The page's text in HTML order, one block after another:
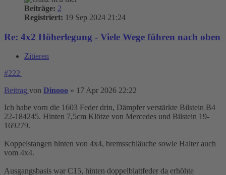
Beiträge: 2
Registriert: 19 Sep 2024 21:24
Re: 4x2 Höherlegung - Viele Wege führen nach oben
Zitieren
#222
Beitrag von Dinooo » 17 Apr 2026 22:22
Ich habe vorn die 1603 Feder drin, Dämpfer verstärkte Bilstein B4
22-184245. Hinten 7,5cm Klötze von Mercedes und Bilstein 19-
169279.
Koppelstangen hinten von 4x4, bremsschläuche sowie Halter auch
vom 4x4.
Ausgangsbasis war C15, hinten doppelblattfeder da erhöhte